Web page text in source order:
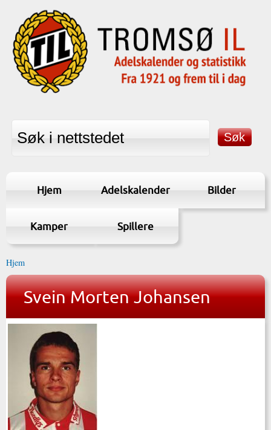
Hjem Adelskalender Bilder
Kamper Spillere
Hjem
Svein Morten Johansen